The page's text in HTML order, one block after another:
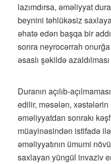
lazımdırsa, əməliyyat
beynini təhlükəsiz
əhatə edən başqa bir
sonra neyrocərrah
əsaslı şəkildə
Duranın açılıb-
edilir, məsələn, xəstələrin
əməliyyatdan sonrakı
müayinəsindən istifadə ilə
əməliyyatının ümumi
saxlayan yüngül invaziv